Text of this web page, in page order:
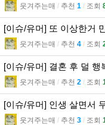
웃겨주는매 l 추천 1 l 조회
[이슈/유머] 또 이상한거
웃겨주는매 l 추천 4 l 조회
[이슈/유머] 결혼 후 덜 행
웃겨주는매 l 추천 2 l 조회
[이슈/유머] 인생 살면서
웃겨주는매 l 추천 3 l 조회